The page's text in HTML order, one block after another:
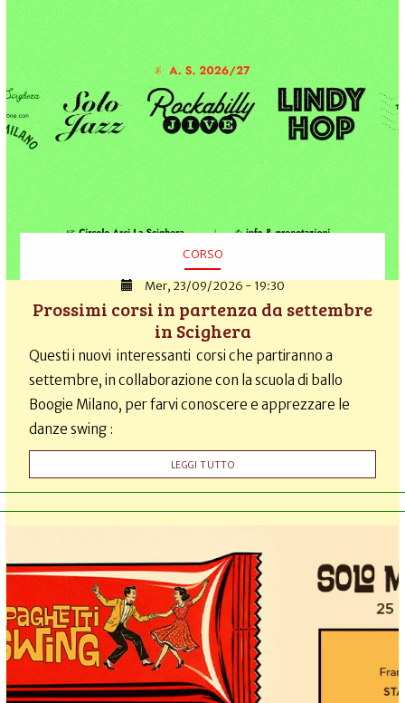
CORSO
Mer, 23/09/2026 - 19:30
Prossimi corsi in partenza da settembre
in Scighera
Questi i nuovi interessanti corsi che partiranno a
settembre, in collaborazione con la scuola di ballo
Boogie Milano, per farvi conoscere e apprezzare le
danze swing :
LEGGI TUTTO